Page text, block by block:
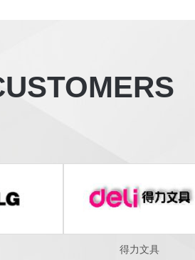
得力文具